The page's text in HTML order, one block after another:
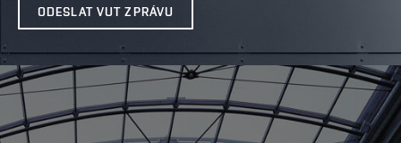
ODESLAT VUT ZPRÁVU